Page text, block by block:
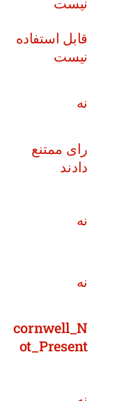
قابل استفاده
نیست
نه
رای ممتنع
دادند
نه
نه
cornwell_N
ot_Present